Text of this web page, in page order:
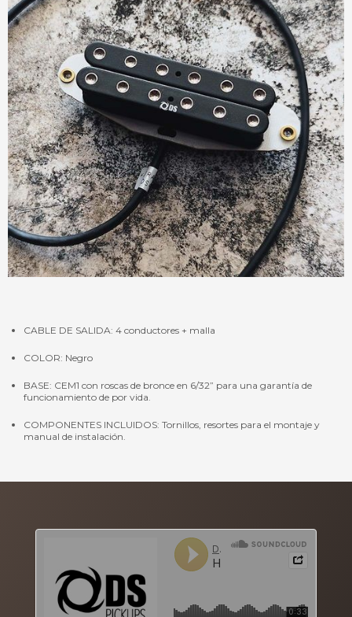
CABLE DE SALIDA: 4 conductores + malla
COLOR: Negro
BASE: CEM1 con roscas de bronce en 6/32” para una garantía de
funcionamiento de por vida.
COMPONENTES INCLUIDOS: Tornillos, resortes para el montaje y
manual de instalación.